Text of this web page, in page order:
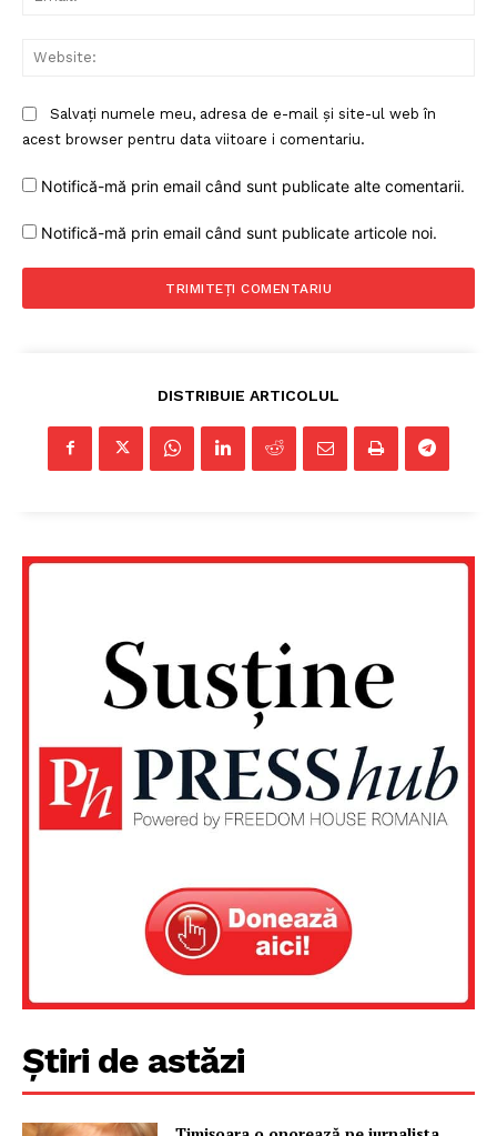
Un proiect
FREEDOM HOUSE ROMÂNIA
PRESShub
Proiecte editoriale
Salvați numele meu, adresa de e-mail și site-ul web în
acest browser pentru data viitoare i comentariu.
Notifică-mă prin email când sunt publicate alte comentarii.
Notifică-mă prin email când sunt publicate articole noi.
DISTRIBUIE ARTICOLUL
Știri de astăzi